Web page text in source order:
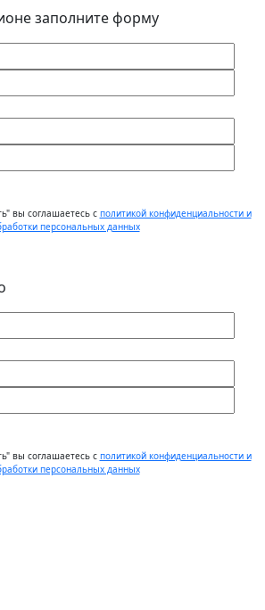
заполните форму
вы соглашаетесь с политикой конфиденциальности и
персональных данных
вы соглашаетесь с политикой конфиденциальности и
персональных данных